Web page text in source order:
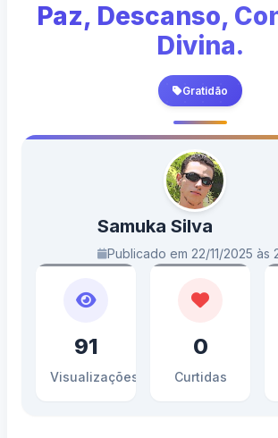
Paz, Descanso,
Divina.
Gratidão
Samuka Silva
Publicado em 22/11/2025 às
91
Visualizações
0
Curtidas